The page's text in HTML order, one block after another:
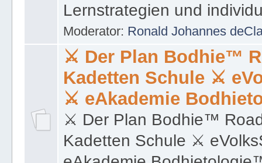
Lernstrategien und
Moderator: Ronald Johannes
⚔ Der Plan Bodhie™
Kadetten Schule ⚔
⚔ eAkademie
⚔ Der Plan Bodhie™
Kadetten Schule ⚔